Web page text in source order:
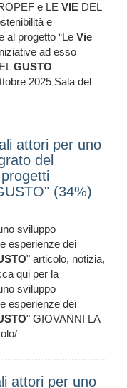
e LE VIE DEL
e
al progetto “Le Vie
ad esso
GUSTO
2025 Sala del
attori per uno
del
(34%)
sviluppo
esperienze dei
" articolo, notizia,
qui per la
sviluppo
esperienze dei
" GIOVANNI LA
attori per uno